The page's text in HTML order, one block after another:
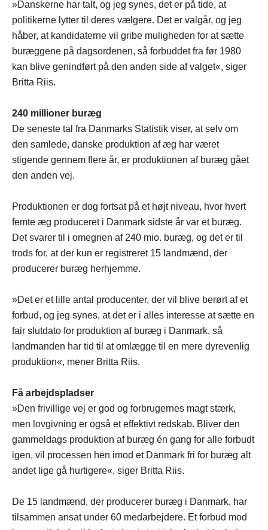
»Danskerne har talt, og jeg synes, det er på tide, at
politikerne lytter til deres vælgere. Det er valgår, og jeg
håber, at kandidaterne vil gribe muligheden for at sætte
buræggene på dagsordenen, så forbuddet fra før 1980
kan blive genindført på den anden side af valget«, siger
Britta Riis.
240 millioner buræg
De seneste tal fra Danmarks Statistik viser, at selv om
den samlede, danske produktion af æg har været
stigende gennem flere år, er produktionen af buræg gået
den anden vej.
Produktionen er dog fortsat på et højt niveau, hvor hvert
femte æg produceret i Danmark sidste år var et buræg.
Det svarer til i omegnen af 240 mio. buræg, og det er til
trods for, at der kun er registreret 15 landmænd, der
producerer buræg herhjemme.
»Det er et lille antal producenter, der vil blive berørt af et
forbud, og jeg synes, at det er i alles interesse at sætte en
fair slutdato for produktion af buræg i Danmark, så
landmanden har tid til at omlægge til en mere dyrevenlig
produktion«, mener Britta Riis.
Få arbejdspladser
»Den frivillige vej er god og forbrugernes magt stærk,
men lovgivning er også et effektivt redskab. Bliver den
gammeldags produktion af buræg én gang for alle forbudt
igen, vil processen hen imod et Danmark fri for buræg alt
andet lige gå hurtigere«, siger Britta Riis.
De 15 landmænd, der producerer buræg i Danmark, har
tilsammen ansat under 60 medarbejdere. Et forbud mod